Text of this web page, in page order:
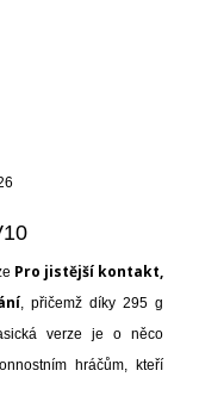
Pro jistější kontakt,
, přičemž díky 295 g
verze je o něco
hráčům, kteří